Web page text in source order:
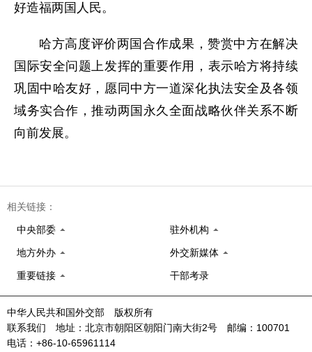
好造福两国人民。
哈方高度评价两国合作成果，赞赏中方在解决
国际安全问题上发挥的重要作用，表示哈方将持续
巩固中哈友好，愿同中方一道深化执法安全及各领
域务实合作，推动两国永久全面战略伙伴关系不断
向前发展。
相关链接：
中央部委 驻外机构
地方外办 外交新媒体
重要链接 干部考录
中华人民共和国外交部 版权所有
联系我们 地址：北京市朝阳区朝阳门南大街2号 邮编：100701
电话：+86-10-65961114